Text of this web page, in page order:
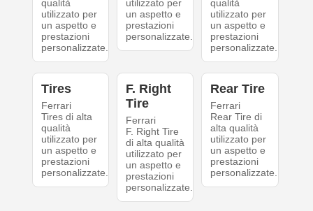
qualità
utilizzato per
un aspetto e
prestazioni
personalizzate.
utilizzato per
un aspetto e
prestazioni
personalizzate.
qualità
utilizzato per
un aspetto e
prestazioni
personalizzate.
Tires
Ferrari
Tires di alta
qualità
utilizzato per
un aspetto e
prestazioni
personalizzate.
F. Right
Tire
Ferrari
F. Right Tire
di alta qualità
utilizzato per
un aspetto e
prestazioni
personalizzate.
Rear Tire
Ferrari
Rear Tire di
alta qualità
utilizzato per
un aspetto e
prestazioni
personalizzate.